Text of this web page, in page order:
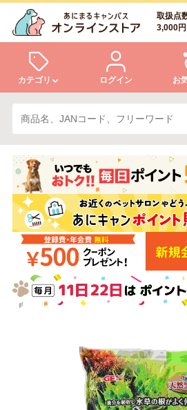
取扱点
3,000円
カテゴリ
犬
小動物・鳥
ドッグフード
美容・ケア用品
日用品（デイリー）
トリマーグッズ
ログイン お
ログイン
会員登録
あにまるキャンパスについて
アフターサービス
商品リクエスト
お問い合わせ